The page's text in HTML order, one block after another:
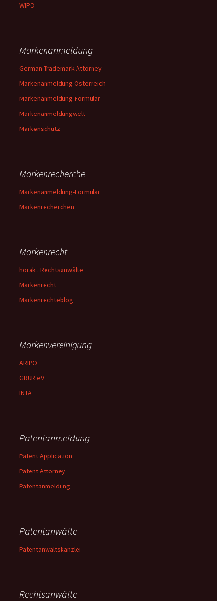
WIPO
Markenanmeldung
German Trademark Attorney
Markenanmeldung Österreich
Markenanmeldung-Formular
Markenanmeldungwelt
Markenschutz
Markenrecherche
Markenanmeldung-Formular
Markenrecherchen
Markenrecht
horak . Rechtsanwälte
Markenrecht
Markenrechteblog
Markenvereinigung
ARIPO
GRUR eV
INTA
Patentanmeldung
Patent Application
Patent Attorney
Patentanmeldung
Patentanwälte
Patentanwaltskanzlei
Rechtsanwälte